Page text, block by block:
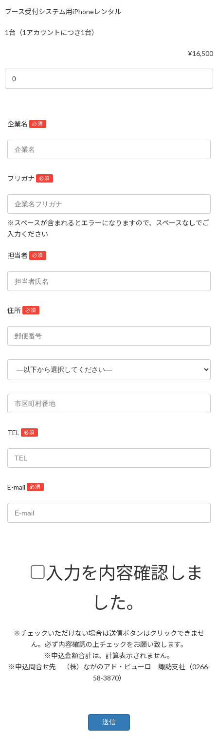
ブース受付システム用iPhoneレンタル
1台（1アカウントにつき1台）
¥16,500
企業名 必須
フリガナ 必須
※スペースが含まれるとエラーになりますので、スペースなしでご
入力ください
担当者 必須
住所 必須
TEL 必須
E-mail 必須
入力を内容確認しま
した。
※チェックいただけない場合は送信ボタンはクリックできませ
ん。必ず内容確認の上チェックをお願い致します。
※申込金額合計は、計算表示されません。
※申込問合せ先 （株）ながのアド・ビューロ 諏訪支社（0266-
58-3870）